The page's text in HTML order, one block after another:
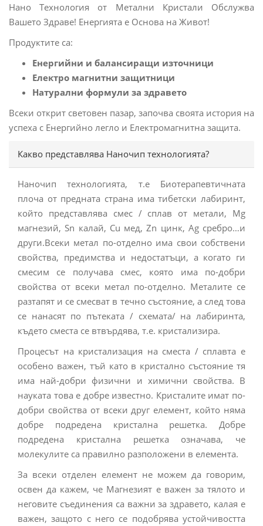
Нано Технология от Метални Кристали Обслужва
Вашето Здраве! Енергията е Основа на Живот!
Продуктите са:
Eнергийни и балансиращи източници
Електро магнитни защитници
Натурални формули за здравето
Всеки открит световен пазар, започва своята история на
успеха с Енергийно легло и Eлектромагнитна защита.
Какво представлява Наночип технологията?
Наночип технологията, т.е Биотерапевтичната
плоча от предната страна има тибетски лабиринт,
който представлява смес / сплав от метали, Mg
магнезий, Sn калай, Cu мед, Zn цинк, Ag сребро…и
други.Всеки метал по-отделно има свои собствени
свойства, предимства и недостатъци, а когато ги
смесим се получава смес, която има по-добри
свойства от всеки метал по-отделно. Металите се
разтапят и се смесват в течно състояние, а след това
се нанасят по пътеката / схемата/ на лабиринта,
където сместа се втвърдява, т.е. кристализира.
Процесът на кристализация на сместа / сплавта е
особено важен, тъй като в кристално състояние тя
има най-добри физични и химични свойства. В
науката това е добре известно. Кристалите имат по-
добри свойства от всеки друг елемент, който няма
добре подредена кристална решетка. Добре
подредена кристална решетка означава, че
молекулите са правилно разположени в елемента.
За всеки отделен елемент не можем да говорим,
освен да кажем, че Магнезият е важен за тялото и
неговите съединения са важни за здравето, калая е
важен, защото с него се подобрява устойчивостта